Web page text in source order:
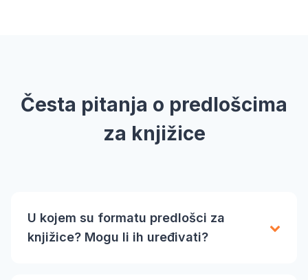
Česta pitanja o predlošcima
za knjižice
U kojem su formatu predlošci za
knjižice? Mogu li ih uređivati?